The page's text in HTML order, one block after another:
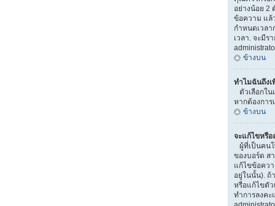
อย่างน้อย 2
ข้อความ แล้
กำหนดเวล
เวลา. จะมีร
ข้างบน
ทำไมฉันถึง
ตัวเลือกใ
หากต้องกา
ข้างบน
จะแก้ไขหรือ
ผู้ที่เป็นคน
ของบอร์ด ส
แก้ไขข้อคว
อยู่ในนั้น). ถ้
หรือแก้ไขตั
ทำการลงคะ